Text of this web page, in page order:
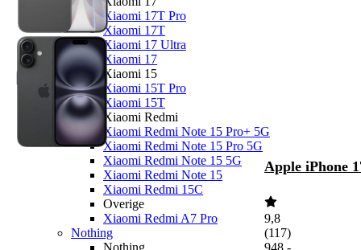
Xiaomi 17T Pro
Xiaomi 17T
Xiaomi 17 Ultra
Xiaomi 17
Xiaomi 15
Xiaomi 15T Pro
Xiaomi 15T
Xiaomi Redmi
Xiaomi Redmi Note 15 Pro+ 5G
Xiaomi Redmi Note 15 Pro 5G
Xiaomi Redmi Note 15 5G
Xiaomi Redmi Note 15
Xiaomi Redmi 15C
Overige
Xiaomi Redmi A7 Pro
Nothing
Nothing
Apple iPhone
9,8
(117)